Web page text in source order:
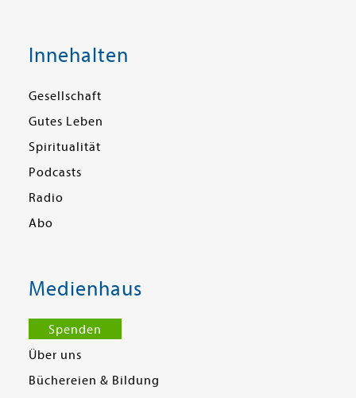
Innehalten
Gesellschaft
Gutes Leben
Spiritualität
Podcasts
Radio
Abo
Medienhaus
Spenden
Über uns
Büchereien & Bildung